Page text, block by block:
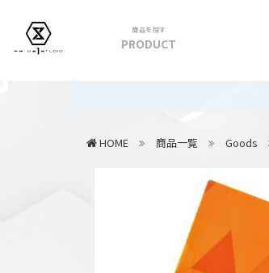
商品を探す
PRODUCT
PRIME 1 STATUE
PRIME COLLECTIBLE FIGURE
VIEW ALL...
HOME 商品一覧 Goods